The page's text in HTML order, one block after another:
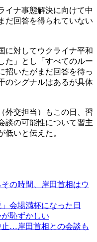
イナ事態解決に向けて中
だ回答を得られていない
に対してウクライナ平和
た」とし「すべてのルー
招いたがまだ回答を待っ
のシグナルはあるが具体
外交担当）もこの日、習
談の可能性について習主
低いと伝えた。
の時間、岸田首相はウ
会場満杯になった日
恥ずかしい
…岸田首相との会談も